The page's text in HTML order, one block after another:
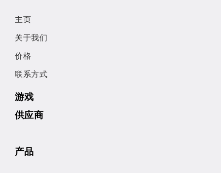
主页
关于我们
价格
联系方式
游戏
供应商
产品